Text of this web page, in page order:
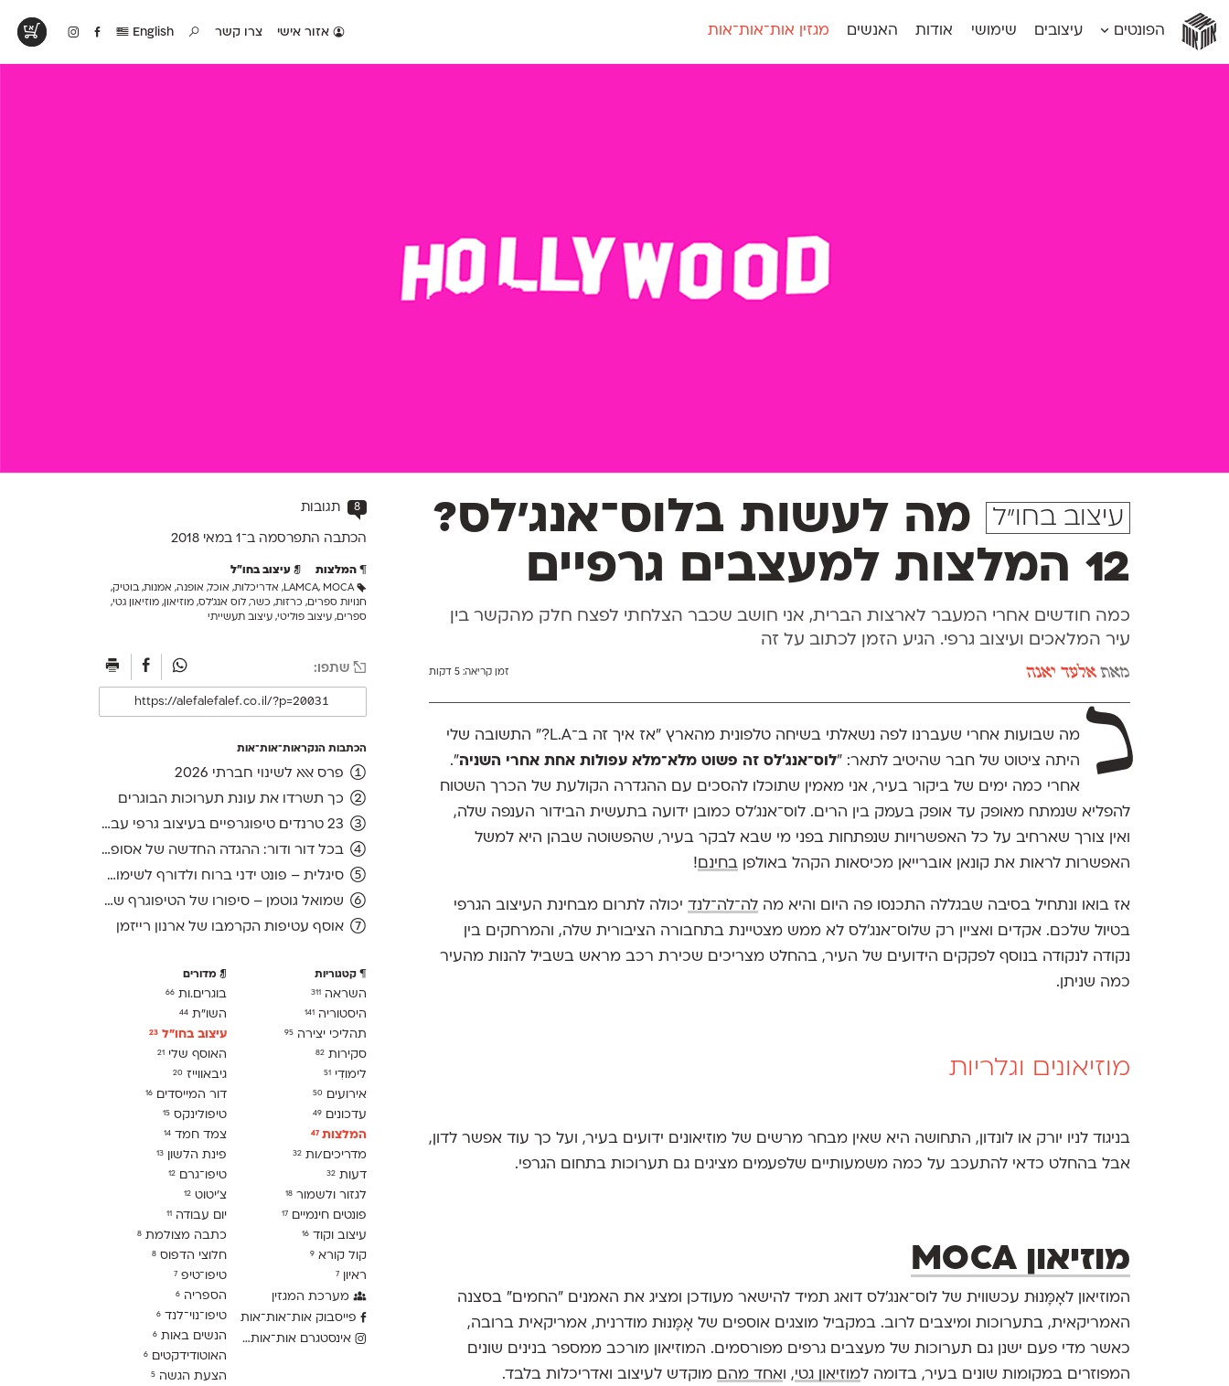
אותאות
אותאות
אות
אות
הפונטים עיצובים שימושי אודות האנשים מגזין אות־אות־אות אזור אישי צרו קשר English
חדש חדש
עיצוב בחו"ל
מה לעשות בלוס־אנג'לס?
12 המלצות למעצבים גרפיים
כמה חודשים אחרי המעבר לארצות הברית, אני חושב שכבר הצלחתי לפצח חלק מהקשר בין
עיר המלאכים ועיצוב גרפי. הגיע הזמן לכתוב על זה
מאת אלעד יאנה זמן קריאה:5 דקות
כ
מה שבועות אחרי שעברנו לפה נשאלתי בשיחה טלפונית מהארץ "אז איך זה ב־L.A?" התשובה שלי
היתה ציטוט של חבר שהיטיב לתאר: "לוס־אנג'לס זה פשוט מלא־מלא עפולות אחת אחרי השניה".
אחרי כמה ימים של ביקור בעיר, אני מאמין שתוכלו להסכים עם ההגדרה הקולעת של הכרך השטוח
להפליא שנמתח מאופק עד אופק בעמק בין הרים. לוס־אנג'לס כמובן ידועה בתעשית הבידור הענפה שלה,
ואין צורך שארחיב על כל האפשרויות שנפתחות בפני מי שבא לבקר בעיר, שהפשוטה שבהן היא למשל
האפשרות לראות את קונאן אוברייאן מכיסאות הקהל באולפן בחינם!
אז בואו ונתחיל בסיבה שבגללה התכנסו פה היום והיא מה לה־לה־לנדיכולה לתרום מבחינת העיצוב הגרפי
בטיול שלכם. אקדים ואציין רק שלוס־אנג'לס לא ממש מצטיינת בתחבורה הציבורית שלה, והמרחקים בין
נקודה לנקודה בנוסף לפקקים הידועים של העיר, בהחלט מצריכים שכירת רכב מראש בשביל להנות מהעיר
כמה שניתן.
מוזיאונים וגלריות
בניגוד לניו יורק או לונדון, התחושה היא שאין מבחר מרשים של מוזיאונים ידועים בעיר, ועל כך עוד אפשר לדון,
אבל בהחלט כדאי להתעכב על כמה משמעותיים שלפעמים מציגים גם תערוכות בתחום הגרפי.
מוזיאון MOCA
המוזיאון לאָמָּנוּת עכשווית של לוס־אנג'לס דואג תמיד להישאר מעודכן ומציג את האמנים "החמים" בסצנה
האמריקאית, בתערוכות ומיצבים לרוב. במקביל מוצגים אוספים של אָמָּנוּת מודרנית, אמריקאית ברובה,
כאשר מדי פעם ישנן גם תערוכות של מעצבים גרפים מפורסמים. המוזיאון מורכב ממספר בנינים שונים
המפוזרים במקומות שונים בעיר, בדומה למוזיאון גטי, ו אחד מהם מוקדש לעיצוב ואדריכלות בלבד.
8 תגובות
הכתבה התפרסמה ב־1 ב מאי 2018
המלצות עיצוב בחו"ל
LAMCA, MOCA
, אדריכלות, אוכל, אופנה, אמנות, בוטיק,
חנויות ספרים, כרזות, כשר, לוס אנג'לס, מוזיאון , מוזיאון גטי,
ספרים, עיצוב פוליטי, עיצוב תעשייתי
שתפו:
הכתבות הנקראות־אות־אות
פרס אאא לשינוי חברתי 2026
כך תשרדו את עונת תערוכות הבוגרים
23 טרנדים טיפוגרפיים בעיצוב גרפי עברי, ועוד אחד לשנה הבאה
בכל דור ודור: ההגדה החדשה של אסופה, מהדורת 2026
סיגלית – פונט ידני ברוח ולדורף לשימוש חופשי
שמואל גוטמן – סיפורו של הטיפוגרף שמאחורי גופני מיקרוסופט, כפי שנחשף בארכיון של נינתו
אוסף עטיפות הקרמבו של ארנון רייזמן
קטגוריות
השראה 311
היסטוריה 141
תהליכי יצירה 95
סקירות 82
לימודִי 51
אירועים 50
עדכונים 49
המלצות47
מדריכים/ות 32
דעות 32
לגזור ולשמור 18
פונטים חינמיים 17
עיצוב וקוד 16
קול קורא 9
ראיון 7
מערכת המגזין
פייסבוק אות־אות־אות
אינסטגרם אות־אות־אות
מדורים
בוגרים.ות 66
השו״ת 44
עיצוב בחו"ל 23
האוסף שלי 21
גיבאווייז 20
דור המייסדים 16
טיפולינקס 15
צמד חמד 14
פינת הלשון 13
טיפו־גרם 12
צ׳יטוט 12
יום עבודה 11
כתבה מצולמת 8
חלוצי הדפוס 8
טיפו־טיפ 7
הספריה 6
טיפו־נוי־לנד 6
הנשים באות 6
האוטודידקטים 6
הצעת הגשה 5